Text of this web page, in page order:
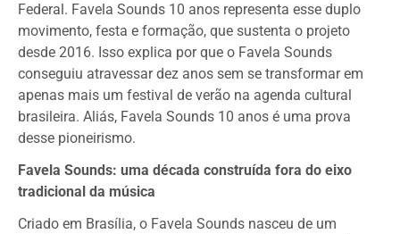
Federal. Favela Sounds 10 anos representa esse duplo
movimento, festa e formação, que sustenta o projeto
desde 2016. Isso explica por que o Favela Sounds
conseguiu atravessar dez anos sem se transformar em
apenas mais um festival de verão na agenda cultural
brasileira. Aliás, Favela Sounds 10 anos é uma prova
desse pioneirismo.
Favela Sounds: uma década construída fora do eixo
tradicional da música
Criado em Brasília, o Favela Sounds nasceu de um